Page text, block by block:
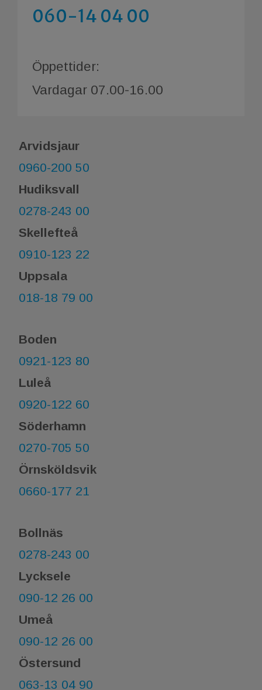
060-14 04 00
Öppettider:
Vardagar 07.00-16.00
Arvidsjaur
0960-200 50
Hudiksvall
0278-243 00
Skellefteå
0910-123 22
Uppsala
018-18 79 00
Boden
0921-123 80
Luleå
0920-122 60
Söderhamn
0270-705 50
Örnsköldsvik
0660-177 21​​​​​​​
Bollnäs
0278-243 00
Lycksele
090-12 26 00
Umeå
090-12 26 00
Östersund
063-13 04 90